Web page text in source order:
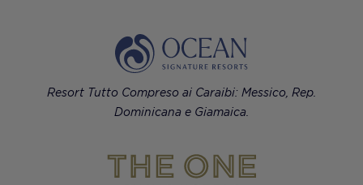
Resort Tutto Compreso ai Caraibi: Messico, Rep.
Dominicana e Giamaica.